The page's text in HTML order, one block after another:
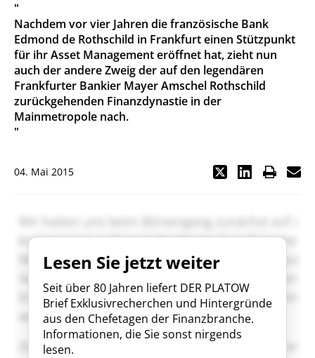
"
Nachdem vor vier Jahren die französische Bank
Edmond de Rothschild in Frankfurt einen Stützpunkt
für ihr Asset Management eröffnet hat, zieht nun
auch der andere Zweig der auf den legendären
Frankfurter Bankier Mayer Amschel Rothschild
zurückgehenden Finanzdynastie in der
Mainmetropole nach.
"
04. Mai 2015
Lesen Sie jetzt weiter
Seit über 80 Jahren liefert DER PLATOW
Brief Exklusivrecherchen und Hintergründe
aus den Chefetagen der Finanzbranche.
Informationen, die Sie sonst nirgends
lesen.